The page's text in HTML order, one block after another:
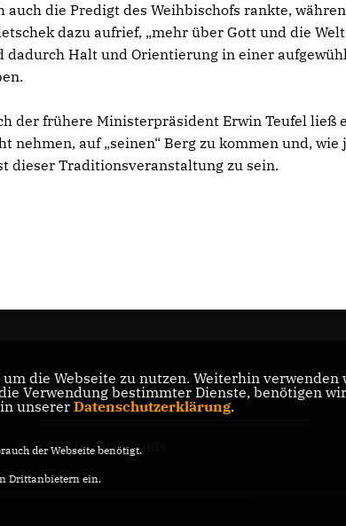
auch die Predigt des Weihbischofs rankte,
dazu aufrief, „mehr über Gott und die Welt
dadurch Halt und Orientierung in einer
der frühere Ministerpräsident Erwin Teufel ließ
nehmen, auf „seinen“ Berg zu kommen und, wie
dieser Traditionsveranstaltung zu sein.
CDU Baden-Württemberg
CDU Deutschlands
die Webseite zu nutzen. Weiterhin
Verwendung bestimmter Dienste, benötigen
unserer Datenschutzerklärung.
der Webseite benötigt.
Drittanbietern ein.